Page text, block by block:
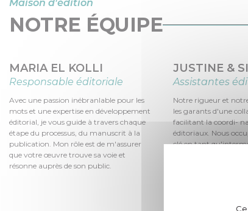
Maison d'édition
NOTRE ÉQUIPE
MARIA EL KOLLI
Responsable éditoriale
Avec une passion inébranlable pour les
mots et une expertise en développement
éditorial, je vous guide à travers chaque
étape du processus, du manuscrit à la
publication. Mon rôle est de m'assurer
que votre œuvre trouve sa voie et
résonne auprès de son public.
JUSTINE &
Assistantes
Notre rigueur et
les garants d'une
facilitant la coordi-
éditoriaux. Nous
clé en tant